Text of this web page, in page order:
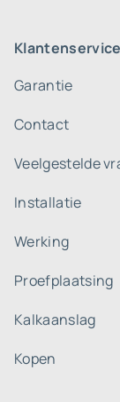
Klantenservice
Garantie
Contact
Veelgestelde
Installatie
Werking
Proefplaatsing
Kalkaanslag
Kopen